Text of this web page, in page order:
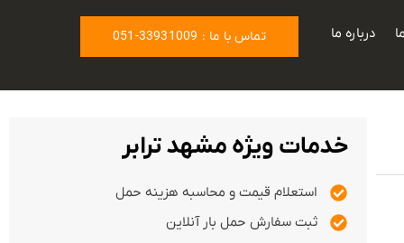
درباره ما تماس با ما : 33931009-051
خدمات ویژه مشهد ترابر
استعلام قیمت و محاسبه هزینه حمل
ثبت سفارش حمل بار آنلاین